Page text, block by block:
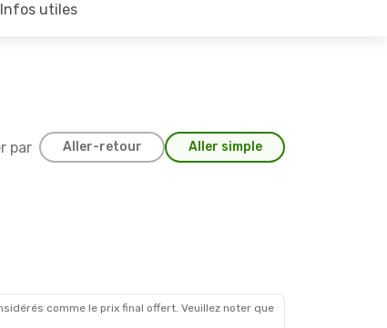
Infos utiles
par Aller-retour Aller simple
comme le prix final offert. Veuillez noter que